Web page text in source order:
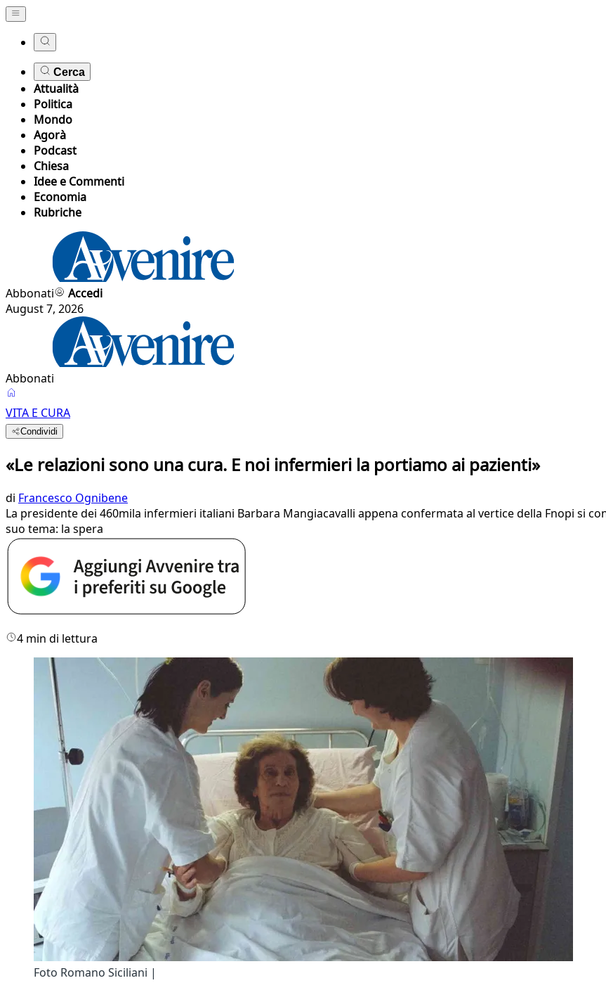
Cerca
Attualità
Politica
Mondo
Agorà
Podcast
Chiesa
Idee e Commenti
Economia
Rubriche
Abbonati
Accedi
August 7, 2026
Abbonati
VITA E CURA
Condividi
«Le relazioni sono una cura. E noi infermieri la portiamo ai pazienti»
di Francesco Ognibene
La presidente dei 460mila infermieri italiani Barbara Mangiacavalli appena confermata al vertice della Fnopi si
suo tema: la spera
4 min di lettura
Foto Romano Siciliani |